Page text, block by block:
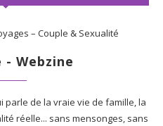
- Webzine
parle de la vraie vie de famille, la
réelle... sans mensonges, sans